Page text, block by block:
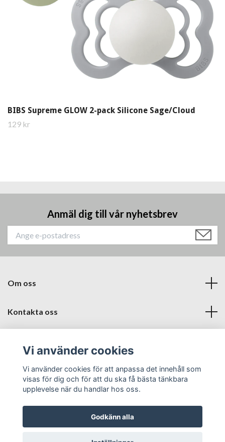
BIBS Supreme GLOW 2-pack Silicone Sage/Cloud
129 kr
Anmäl dig till vår nyhetsbrev
Om oss
Kontakta oss
Sociala medier
© 2026 Babyproffsen Halmstad
Vi använder cookies
Vi använder cookies för att anpassa det innehåll som
visas för dig och för att du ska få bästa tänkbara
upplevelse när du handlar hos oss.
Godkänn alla